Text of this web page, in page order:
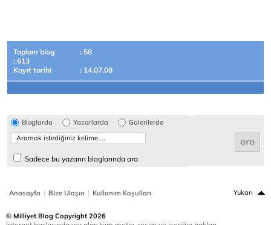
Toplam blog
: 58
: 613
Kayıt tarihi
: 14.07.08
Bloglarda Yazarlarda Galerilerde
Sadece bu yazarın bloglarında ara
Anasayfa | Bize Ulaşın | Kullanım Koşulları Yukarı
© Milliyet Blog Copyright 2026